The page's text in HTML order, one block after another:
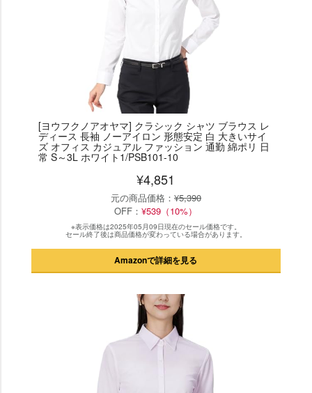
[ヨウフクノアオヤマ] クラシック シャツ ブラウス レ
ディース 長袖 ノーアイロン 形態安定 白 大きいサイ
ズ オフィス カジュアル ファッション 通勤 綿ポリ 日
常 S～3L ホワイト1/PSB101-10
¥4,851
元の商品価格： ¥5,390
OFF：¥539（10%）
※表示価格は2025年05月09日現在のセール価格です。
セール終了後は商品価格が変わっている場合があります。
Amazonで詳細を見る